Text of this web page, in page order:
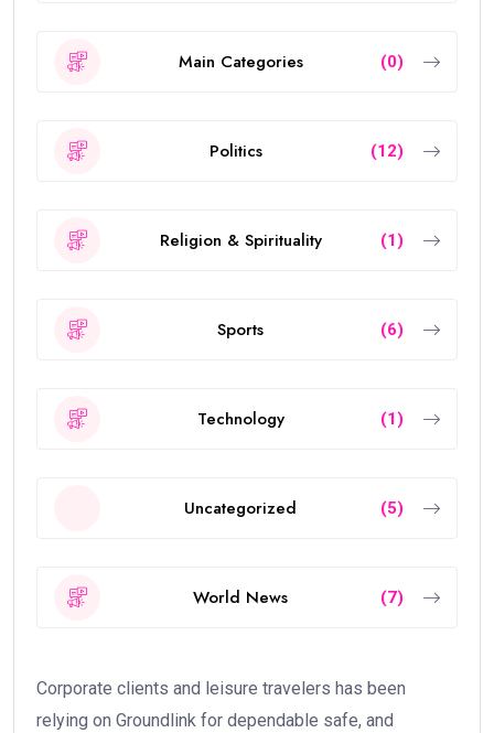
Main Categories (0)
Politics (12)
Religion & Spirituality (1)
Sports (6)
Technology (1)
Uncategorized (5)
World News (7)
Corporate clients and leisure travelers has been
relying on Groundlink for dependable safe, and